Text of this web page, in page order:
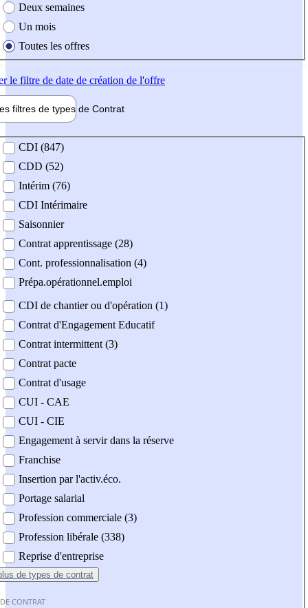
Deux semaines
Un mois
Toutes les offres
le filtre de date de création de l'offre
filtres de types de Contrat
contrat
CDI (847)
CDD (52)
Intérim (76)
CDI Intérimaire
Saisonnier
Contrat apprentissage (28)
Cont. professionnalisation (4)
Prépa.opérationnel.emploi
CDI de chantier ou d'opération (1)
Contrat d'Engagement Educatif
Contrat intermittent (3)
Contrat pacte
Contrat d'usage
CUI - CAE
CUI - CIE
Engagement à servir dans la réserve
Franchise
Insertion par l'activ.éco.
Portage salarial
Profession commerciale (3)
Profession libérale (338)
Reprise d'entreprise
de types de contrat
CONTRAT